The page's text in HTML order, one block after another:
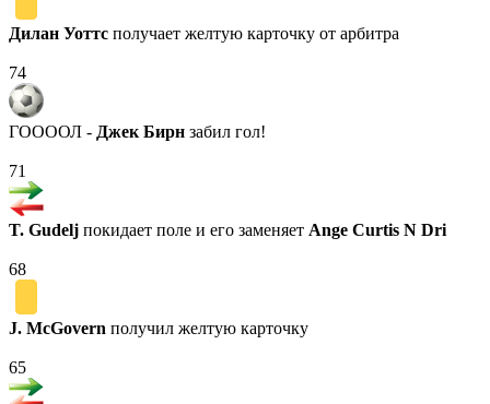
Дилан Уоттс получает желтую карточку от арбитра
74
ГООООЛ - Джек Бирн забил гол!
71
T. Gudelj покидает поле и его заменяет Ange Curtis N Dri
68
J. McGovern получил желтую карточку
65